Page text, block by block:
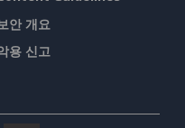
안 개요
용 신고